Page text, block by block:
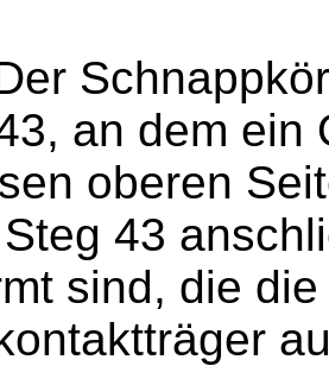
an dem ein
oberen
43
sind, die